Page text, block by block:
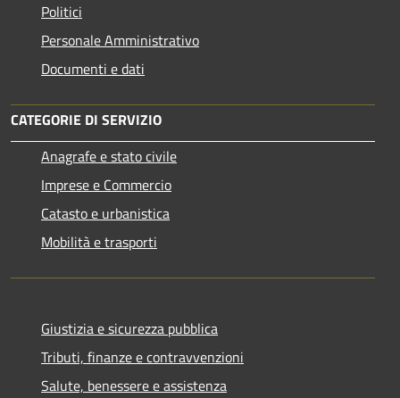
Politici
Personale Amministrativo
Documenti e dati
CATEGORIE DI SERVIZIO
Anagrafe e stato civile
Imprese e Commercio
Catasto e urbanistica
Mobilità e trasporti
Giustizia e sicurezza pubblica
Tributi, finanze e contravvenzioni
Salute, benessere e assistenza